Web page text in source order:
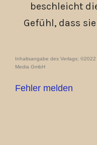
beschleicht
Gefühl, dass
Inhaltsangabe des Verlags;
Media GmbH
Fehler melden